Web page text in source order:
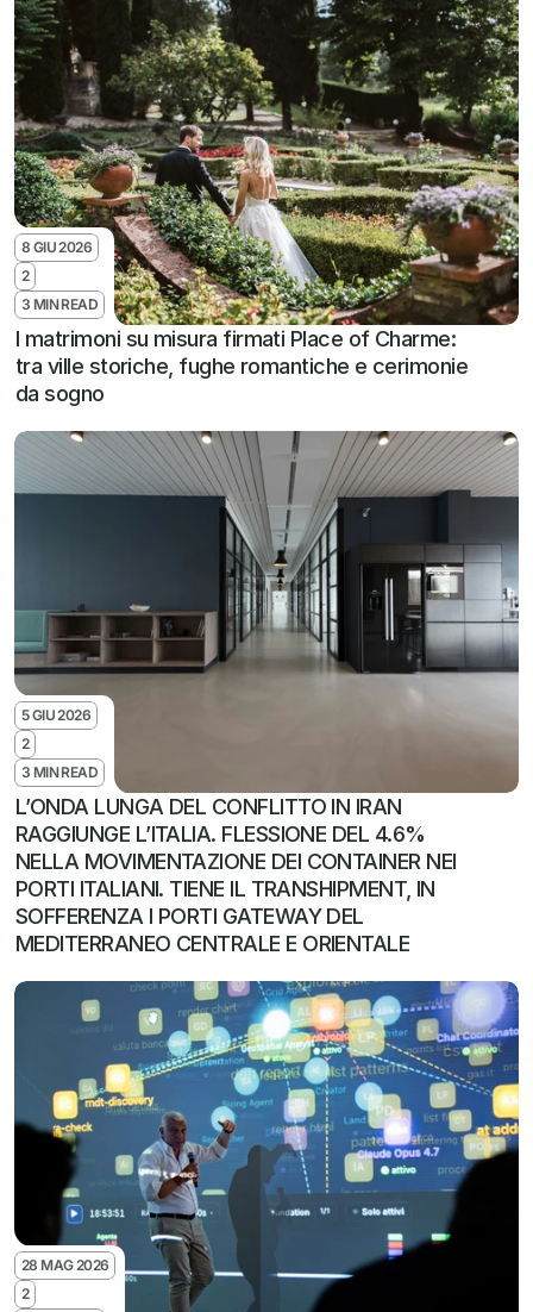
8 GIU 2026
2
3 MIN READ
I matrimoni su misura firmati Place of Charme:
tra ville storiche, fughe romantiche e cerimonie
da sogno
5 GIU 2026
2
3 MIN READ
L’ONDA LUNGA DEL CONFLITTO IN IRAN
RAGGIUNGE L’ITALIA. FLESSIONE DEL 4.6%
NELLA MOVIMENTAZIONE DEI CONTAINER NEI
PORTI ITALIANI. TIENE IL TRANSHIPMENT, IN
SOFFERENZA I PORTI GATEWAY DEL
MEDITERRANEO CENTRALE E ORIENTALE
28 MAG 2026
2